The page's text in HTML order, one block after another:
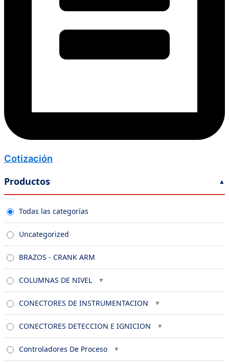
Cotización
Productos
Todas las categorías
Uncategorized
BRAZOS - CRANK ARM
COLUMNAS DE NIVEL
CONECTORES DE INSTRUMENTACION
CONECTORES DETECCION E IGNICION
Controladores De Proceso